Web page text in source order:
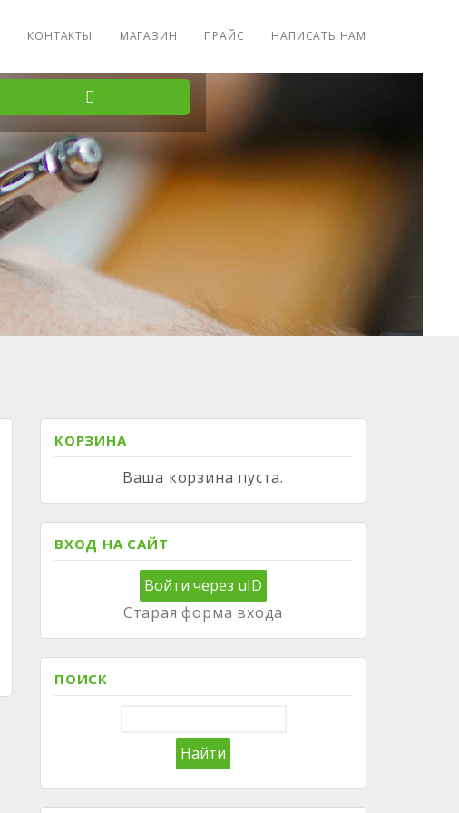
КОНТАКТЫ МАГАЗИН ПРАЙС НАПИСАТЬ НАМ
КОРЗИНА
Ваша корзина пуста.
ВХОД НА САЙТ
Войти через uID
Старая форма входа
ПОИСК